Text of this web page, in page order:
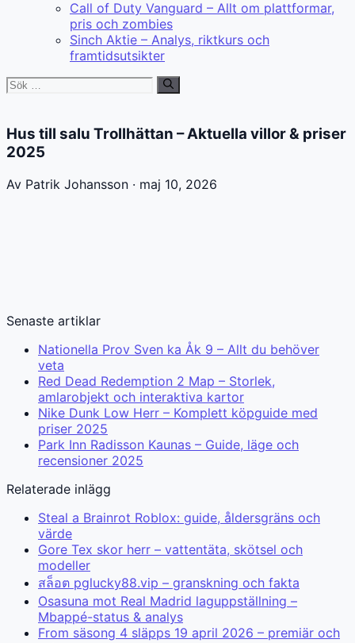
Call of Duty Vanguard – Allt om plattformar,
pris och zombies
Sinch Aktie – Analys, riktkurs och
framtidsutsikter
Sök
Hus till salu Trollhättan – Aktuella villor & priser
2025
Av Patrik Johansson · maj 10, 2026
Senaste artiklar
Nationella Prov Sven ka Åk 9 – Allt du behöver
veta
Red Dead Redemption 2 Map – Storlek,
amlarobjekt och interaktiva kartor
Nike Dunk Low Herr – Komplett köpguide med
priser 2025
Park Inn Radisson Kaunas – Guide, läge och
recensioner 2025
Relaterade inlägg
Steal a Brainrot Roblox: guide, åldersgräns och
värde
Gore Tex skor herr – vattentäta, skötsel och
modeller
สล็อต pglucky88.vip – granskning och fakta
Osasuna mot Real Madrid laguppställning –
Mbappé-status & analys
From säsong 4 släpps 19 april 2026 – premiär och